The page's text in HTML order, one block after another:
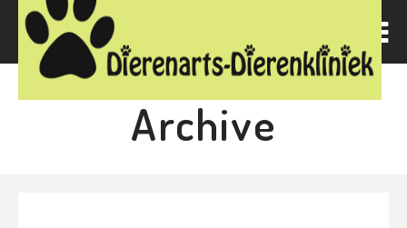
Archive